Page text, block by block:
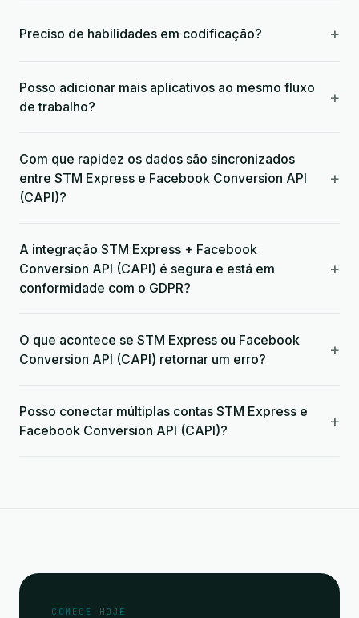
Preciso de habilidades em codificação? +
Posso adicionar mais aplicativos ao mesmo fluxo
de trabalho?
+
Com que rapidez os dados são sincronizados
entre STM Express e Facebook Conversion API
(CAPI)?
+
A integração STM Express + Facebook
Conversion API (CAPI) é segura e está em
conformidade com o GDPR?
+
O que acontece se STM Express ou Facebook
Conversion API (CAPI) retornar um erro?
+
Posso conectar múltiplas contas STM Express e
Facebook Conversion API (CAPI)?
+
COMECE HOJE